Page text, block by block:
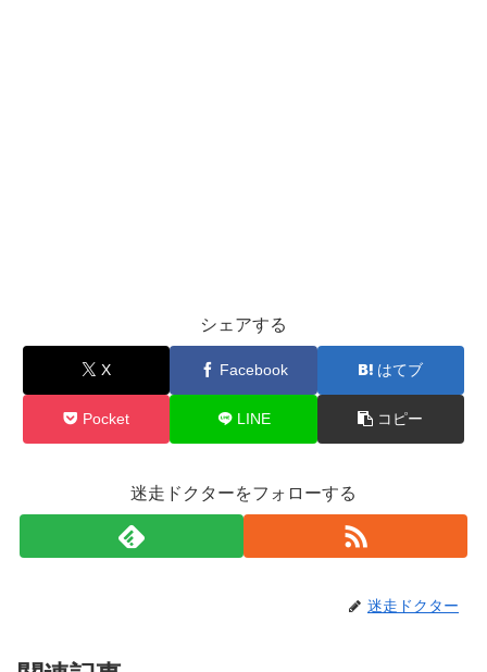
シェアする
X Facebook はてブ
Pocket LINE コピー
迷走ドクターをフォローする
迷走ドクター